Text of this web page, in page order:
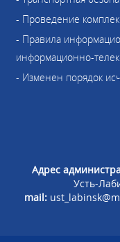
- Проведение
- Правила
информационно-
- Изменен порядок
Адрес
Усть-
mail: